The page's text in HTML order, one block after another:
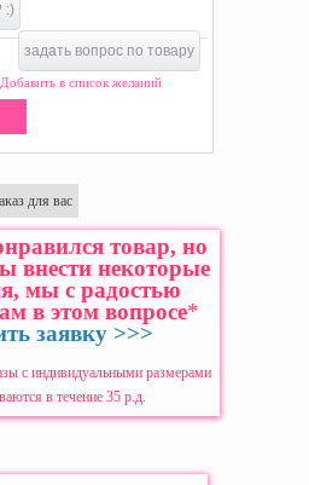
:)
задать вопрос по товару
в список желаний
для вас
товар, но
внести некоторые
мы с радостью
в этом вопросе*
заявку >>>
с индивидуальными размерами
в течение 35 р.д.